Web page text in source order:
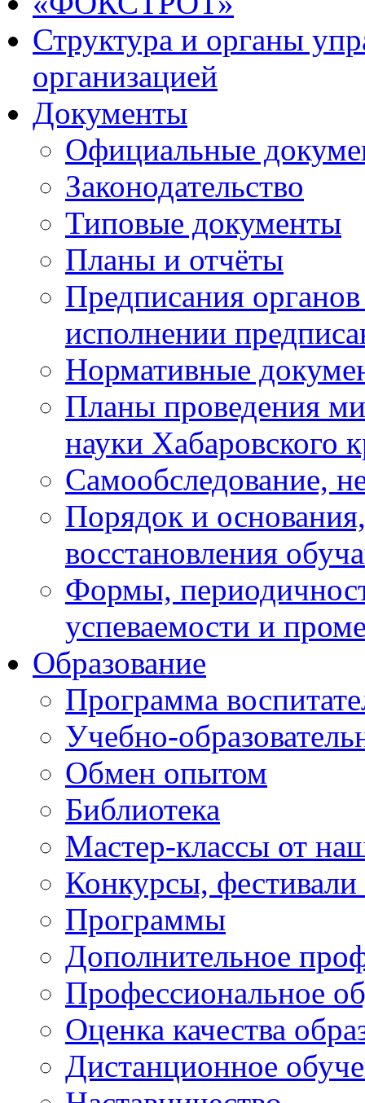
Структура и органы
организацией
Документы
Официальные
Законодательство
Типовые документы
Планы и отчёты
Предписания
исполнении
Нормативные
Планы проведения
науки Хабаровского
Самообследование,
Порядок и
восстановления
Формы,
успеваемости и
Образование
Программа
Учебно-
Обмен опытом
Библиотека
Мастер-классы от
Конкурсы,
Программы
Дополнительное
Профессиональное
Оценка качества
Дистанционное